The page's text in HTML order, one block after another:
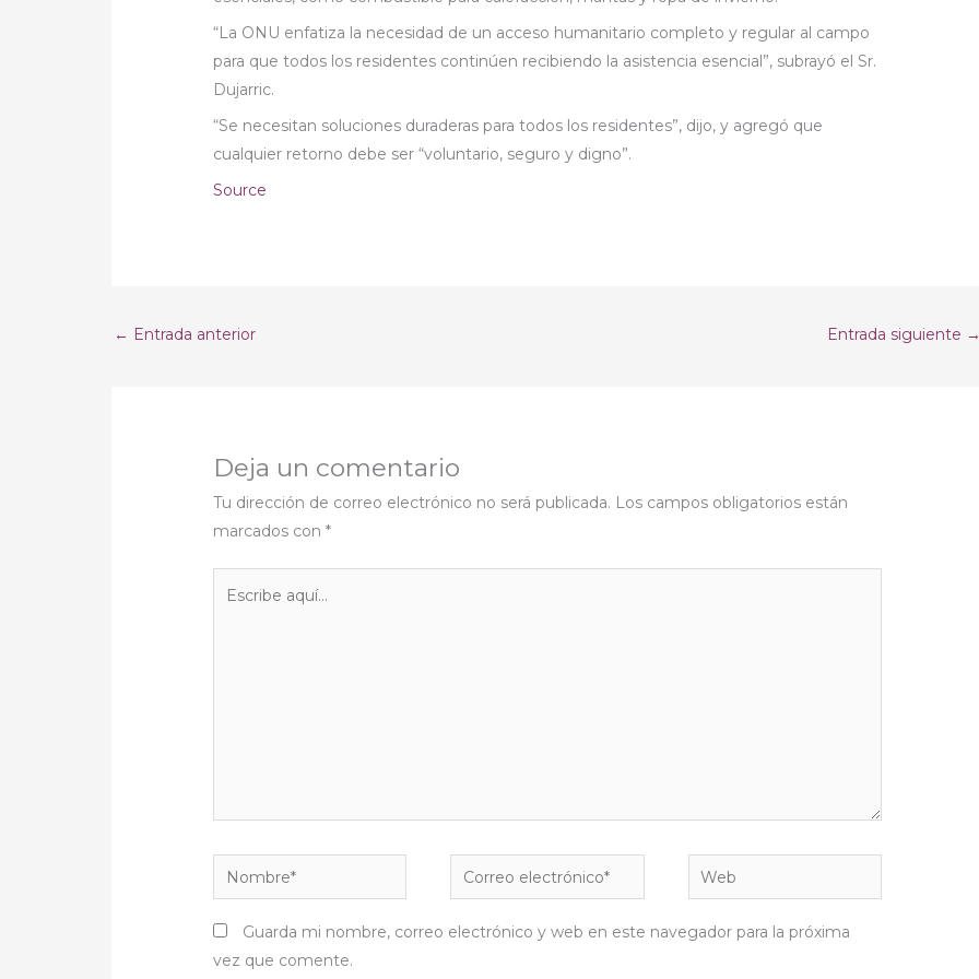
“La ONU enfatiza la necesidad de un acceso humanitario completo y regular al campo
para que todos los residentes continúen recibiendo la asistencia esencial”, subrayó el Sr.
Dujarric.
“Se necesitan soluciones duraderas para todos los residentes”, dijo, y agregó que
cualquier retorno debe ser “voluntario, seguro y digno”.
Source
← Entrada anterior Entrada siguiente
Deja un comentario
Tu dirección de correo electrónico no será publicada. Los campos obligatorios están
marcados con*
Nombre*
Correo
electrónico*
Web
Guarda mi nombre, correo electrónico y web en este navegador para la próxima
vez que comente.